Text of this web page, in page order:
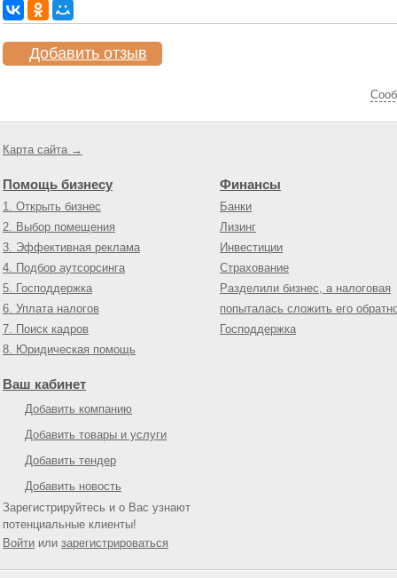
Добавить отзыв
Карта сайта →
Помощь бизнесу
1. Открыть бизнес
2. Выбор помещения
3. Эффективная реклама
4. Подбор аутсорсинга
5. Господдержка
6. Уплата налогов
7. Поиск кадров
8. Юридическая помощь
Финансы
Банки
Лизинг
Инвестиции
Страхование
Разделили бизнес, а налоговая
попыталась сложить его
Господдержка
Ваш кабинет
Добавить компанию
Добавить товары и услуги
Добавить тендер
Добавить новость
Зарегистрируйтесь и о Вас узнают
потенциальные клиенты!
Войти или зарегистрироваться